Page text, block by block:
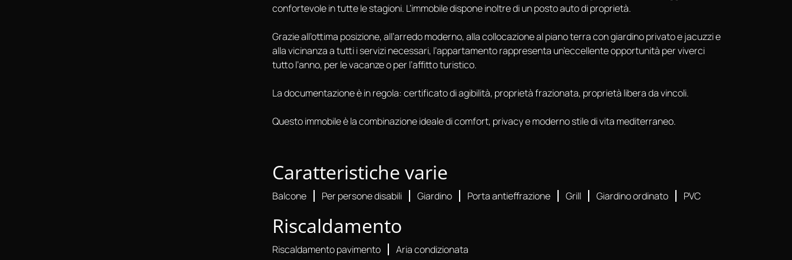
confortevole in tutte le stagioni. L’immobile dispone inoltre di un posto auto di proprietà.
Grazie all’ottima posizione, all’arredo moderno, alla collocazione al piano terra con giardino privato e jacuzzi e
alla vicinanza a tutti i servizi necessari, l’appartamento rappresenta un’eccellente opportunità per viverci
tutto l’anno, per le vacanze o per l’affitto turistico.
La documentazione è in regola: certificato di agibilità, proprietà frazionata, proprietà libera da vincoli.
Questo immobile è la combinazione ideale di comfort, privacy e moderno stile di vita mediterraneo.
Caratteristiche varie
Balcone Per persone disabili Giardino Porta antieffrazione Grill Giardino ordinato PVC
Riscaldamento
Riscaldamento pavimento Aria condizionata